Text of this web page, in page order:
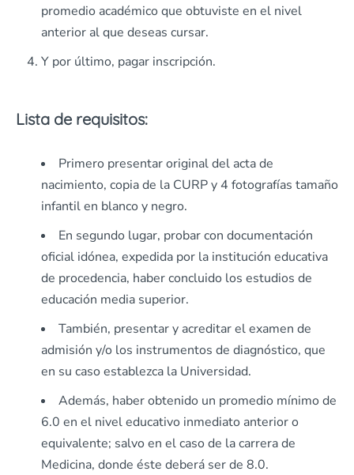
promedio académico que obtuviste en el nivel
anterior al que deseas cursar.
Y por último, pagar inscripción.
Lista de requisitos:
Primero presentar original del acta de
nacimiento, copia de la CURP y 4 fotografías tamaño
infantil en blanco y negro.
En segundo lugar, probar con documentación
oficial idónea, expedida por la institución educativa
de procedencia, haber concluido los estudios de
educación media superior.
También, presentar y acreditar el examen de
admisión y/o los instrumentos de diagnóstico, que
en su caso establezca la Universidad.
Además, haber obtenido un promedio mínimo de
6.0 en el nivel educativo inmediato anterior o
equivalente; salvo en el caso de la carrera de
Medicina, donde éste deberá ser de 8.0.